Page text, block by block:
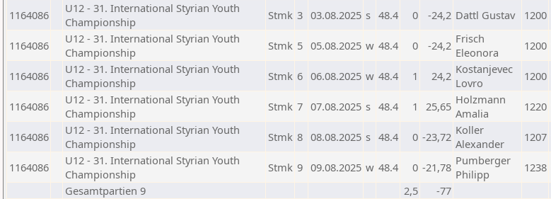
1164086
U12 - 31. International Styrian Youth
Championship
Stmk 3 03.08.2025 s 48.4 0 -24,2 Dattl Gustav 1200
1164086
U12 - 31. International Styrian Youth
Championship
Stmk 5 05.08.2025 w 48.4 0 -24,2 Frisch
Eleonora
1200
1164086
U12 - 31. International Styrian Youth
Championship
Stmk 6 06.08.2025 w 48.4 1 24,2 Kostanjevec
Lovro
1200
1164086
U12 - 31. International Styrian Youth
Championship
Stmk 7 07.08.2025 s 48.4 1 25,65 Holzmann
Amalia
1220
1164086
U12 - 31. International Styrian Youth
Championship
Stmk 8 08.08.2025 s 48.4 0 -23,72 Koller
Alexander
1207
1164086
U12 - 31. International Styrian Youth
Championship
Stmk 9 09.08.2025 w 48.4 0 -21,78 Pumberger
Philipp
1238
Gesamtpartien 9
2,5
-77